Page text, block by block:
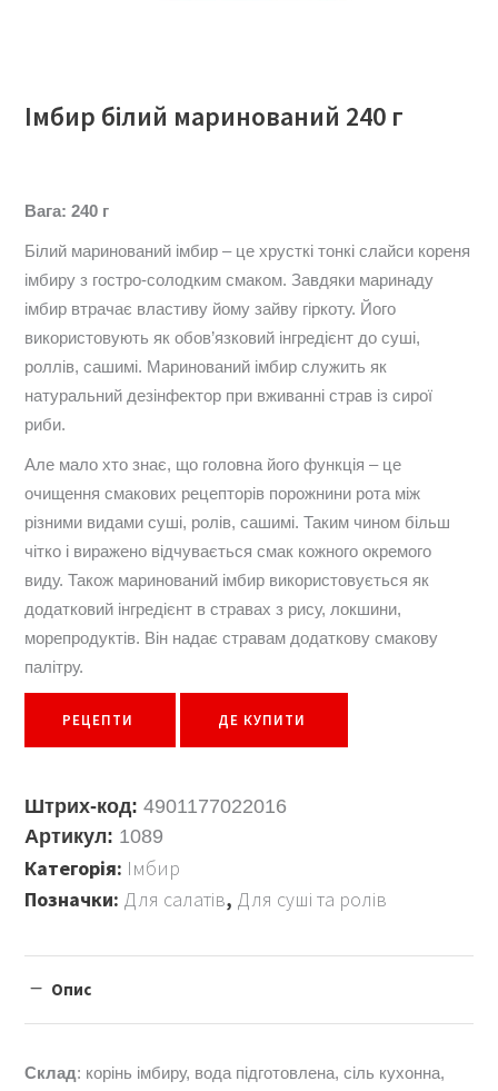
Імбир білий маринований 240 г
Вага: 240 г
Білий маринований імбир – це хрусткі тонкі слайси кореня
імбиру з гостро-солодким смаком. Завдяки маринаду
імбир втрачає властиву йому зайву гіркоту. Його
використовують як обов’язковий інгредієнт до суші,
роллів, сашимі. Маринований імбир служить як
натуральний дезінфектор при вживанні страв із сирої
риби.
Але мало хто знає, що головна його функція – це
очищення смакових рецепторів порожнини рота між
різними видами суші, ролів, сашимі. Таким чином більш
чітко і виражено відчувається смак кожного окремого
виду. Також маринований імбир використовується як
додатковий інгредієнт в стравах з рису, локшини,
морепродуктів. Він надає стравам додаткову смакову
палітру.
РЕЦЕПТИ ДЕ КУПИТИ
Штрих-код:4901177022016
Артикул: 1089
Категорія: Імбир
Позначки: Для салатів, Для суші та ролів
Опис
Склад: корінь імбиру, вода підготовлена, сіль кухонна,